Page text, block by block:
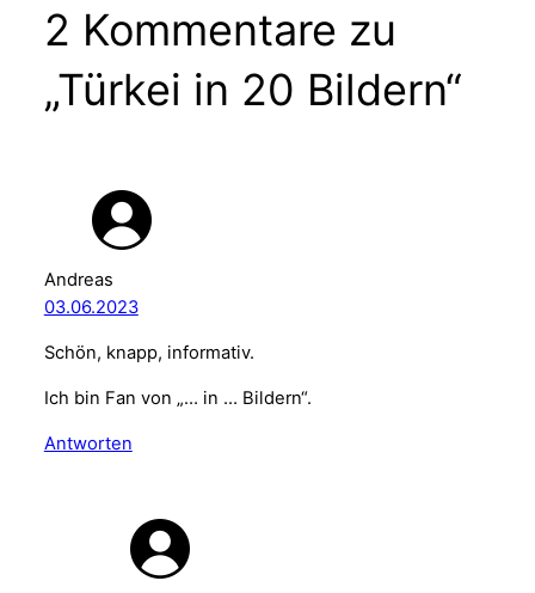
2 Kommentare zu
„Türkei in 20 Bildern“
Andreas
03.06.2023
Schön, knapp, informativ.
Ich bin Fan von „… in … Bildern“.
Antworten